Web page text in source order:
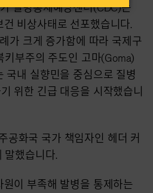
질병통제예방센터(CDC)는
비상사태로 선포했습니다.
가 크게 증가함에 따라 국제구
부주의 주도인 고마(Goma)
국내 실향민을 중심으로 질병
위한 긴급 대응을 시작했습니
공화국 국가 책임자인 헤더 커
말했습니다.
원이 부족해 발병을 통제하는